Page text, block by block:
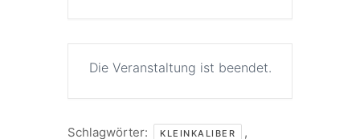
Die Veranstaltung ist beendet.
Schlagwörter: KLEINKALIBER ,